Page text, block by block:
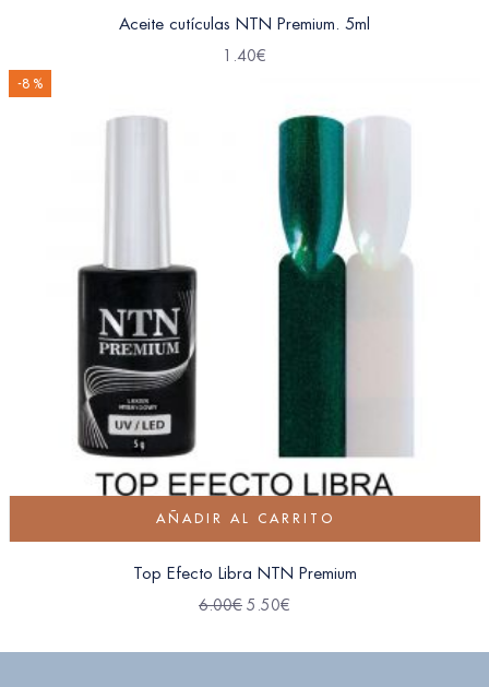
Aceite cutículas NTN Premium. 5ml
1.40€
-8 %
AÑADIR AL CARRITO
Top Efecto Libra NTN Premium
6.00€ 5.50€